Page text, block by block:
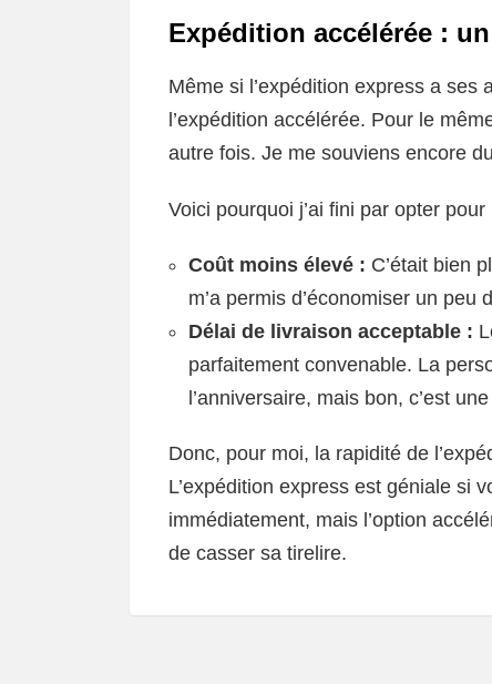
Expédition accélérée :
Même si l’expédition express a
l’expédition accélérée. Pour le
autre fois. Je me souviens encore
Voici pourquoi j’ai fini par opter
Coût moins élevé : C’était bien
m’a permis d’économiser un peu
Délai de livraison acceptable :
parfaitement convenable. La
l’anniversaire, mais bon, c’est
Donc, pour moi, la rapidité de
L’expédition express est géniale si
immédiatement, mais l’option
de casser sa tirelire.